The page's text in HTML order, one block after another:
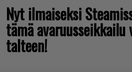
Nyt ilmaiseksi
tämä
talteen!